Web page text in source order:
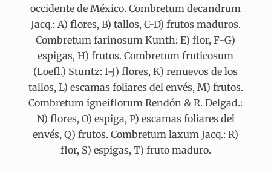
occidente de México. Combretum decandrum
Jacq.: A) flores, B) tallos, C-D) frutos maduros.
Combretum farinosum Kunth: E) flor, F-G)
espigas, H) frutos. Combretum fruticosum
(Loefl.) Stuntz: I-J) flores, K) renuevos de los
tallos, L) escamas foliares del envés, M) frutos.
Combretum igneiflorum Rendón & R. Delgad.:
N) flores, O) espiga, P) escamas foliares del
envés, Q) frutos. Combretum laxum Jacq.: R)
flor, S) espigas, T) fruto maduro.